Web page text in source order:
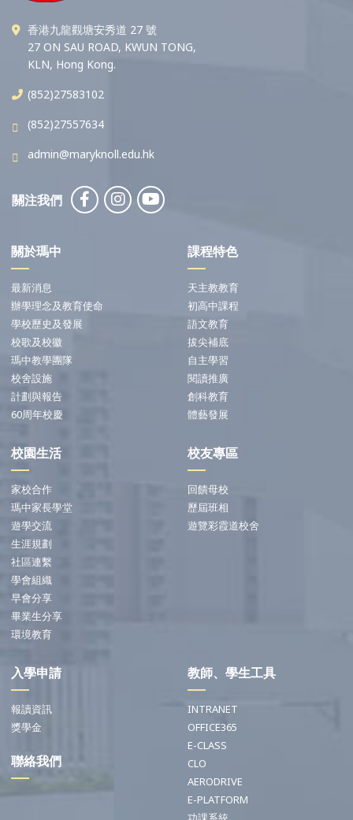
香港九龍觀塘安秀道 27 號
27 ON SAU ROAD, KWUN TONG,
KLN, Hong Kong.
(852)27583102
(852)27557634
admin@maryknoll.edu.hk
關注我們
關於瑪中
最新消息
辦學理念及教育使命
學校歷史及發展
校歌及校徽
瑪中教學團隊
校舍設施
計劃與報告
60周年校慶
課程特色
天主教教育
初高中課程
語文教育
拔尖補底
自主學習
閱讀推廣
創科教育
體藝發展
校園生活
家校合作
瑪中家長學堂
遊學交流
生涯規劃
社區連繫
學會組織
早會分享
畢業生分享
環境教育
校友專區
回饋母校
歷屆班相
遊覽彩霞道校舍
入學申請
報讀資訊
獎學金
聯絡我們
教師、學生工具
INTRANET
OFFICE365
E-CLASS
CLO
AERODRIVE
E-PLATFORM